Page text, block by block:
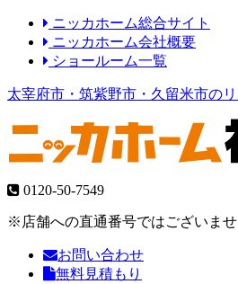
ニッカホーム総合サイト
ニッカホーム会社概要
ショールーム一覧
太宰府市・筑紫野市・久留米市の
0120-50-7549
※店舗への直通番号ではございま
お問い合わせ
無料見積もり